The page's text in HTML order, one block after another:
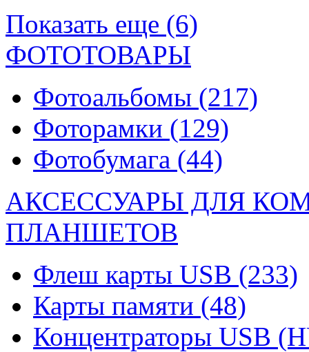
Показать еще (6)
ФОТОТОВАРЫ
Фотоальбомы (217)
Фоторамки (129)
Фотобумага (44)
АКСЕССУАРЫ ДЛЯ
ПЛАНШЕТОВ
Флеш карты USB (233)
Карты памяти (48)
Концентраторы USB